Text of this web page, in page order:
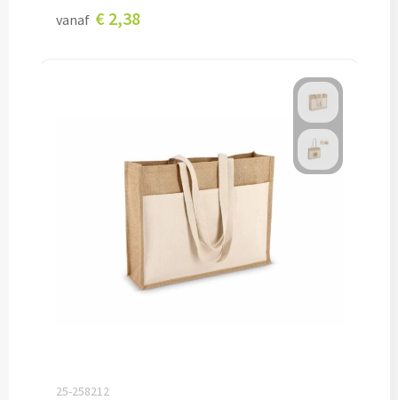
Fiets artikelen
Fietsbellen bedrukken
Fietstassen bedrukken
Lampjes & Reflectoren bedrukken
Alle fiets artikelen
vanaf € 2,38
25-258212